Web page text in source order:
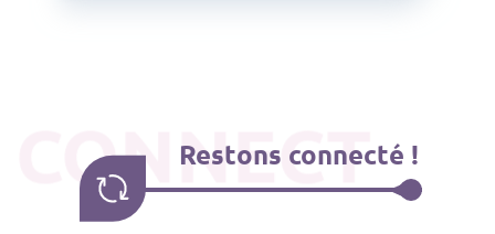
CONNECT
Restons connecté !